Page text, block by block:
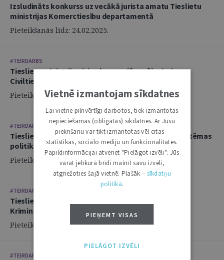
Izsludināts konkurss uz vecākā jurista amatu Tieslietu
ministrijas Komerctiesību departamentā
Pieteikšanās līdz: 24.02.2025.
#TEIRDARBS
Tieslietu ministrija aicina komandā vecāko juristu
Civiltiesību departamentā
Pieteikšanās līdz: 24.02.2025.
#TEIRDARBS
Tieslietu ministrija aicina komandā juristu Tiesu sistēmas
politikas departamentā
Pieteikšanās līdz: 17.02.2025.
#TEIRDARBS
Tieslietu ministrija aicina komandā vecāko juristu
Krimināltiesību departamentā
Pieteikšanās līdz: 17.02.2025.
#TEIRDARBS
Vietnē izmantojam sīkdatnes
Lai vietne pilnvērtīgi darbotos, tiek izmantotas
nepieciešamās (obligātās) sīkdatnes. Ar Jūsu
piekrišanu var tikt izmantotas vēl citas –
statistikas, sociālo mediju un funkcionalitātes.
Papildinformācijai atveriet "Pielāgot izvēli". Jūs
varat jebkurā brīdī mainīt savu izvēli,
atgriežoties šajā vietnē. Plašāk – sīkdatņu
politikā.
PIEŅEMT VISAS
PIELĀGOT IZVĒLI